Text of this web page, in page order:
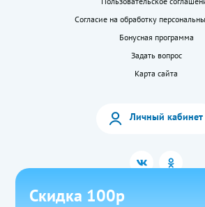
Согласие на обработку
Бонусная программа
Задать вопрос
Карта сайта
Личный кабинет
Скидка 100р